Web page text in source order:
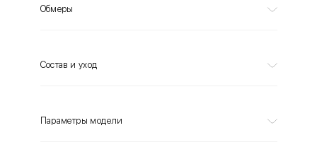
Обмеры
Состав и уход
Параметры модели